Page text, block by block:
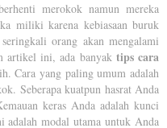
merokok namun mereka
miliki karena kebiasaan buruk
orang akan mengalami
artikel ini, ada banyak tips cara
Cara yang paling umum adalah
Seberapa kuatpun hasrat Anda
keras Anda adalah kunci
adalah modal utama untuk Anda